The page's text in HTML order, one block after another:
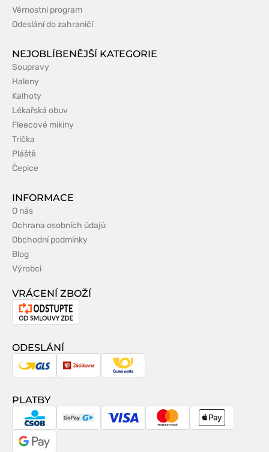
Věrnostní program
Odeslání do zahraničí
NEJOBLÍBENĚJŠÍ KATEGORIE
Soupravy
Haleny
Kalhoty
Lékařská obuv
Fleecové mikiny
Trička
Pláště
Čepice
INFORMACE
O nás
Ochrana osobních údajů
Obchodní podmínky
Blog
Výrobci
VRÁCENÍ ZBOŽÍ
Odstoupení
smlouvy
ODESLÁNÍ
GLS ZásilkovnaČeská
PLATBY
CSOB GoPay Visa MasterCardApple
Google